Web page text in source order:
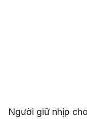
Người giữ nhịp